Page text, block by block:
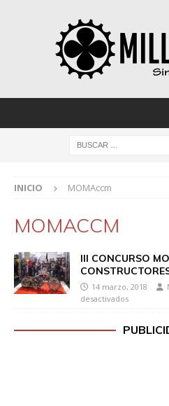
INICIO MOMAccm
MOMACCM
III CONCURSO
14 marzo, 2018
desactivados